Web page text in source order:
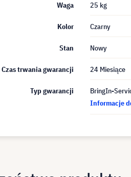
Waga 25 kg
Kolor Czarny
Stan Nowy
Czas trwania gwarancji 24 Miesiące
Typ gwarancji
BringIn-
Informacje